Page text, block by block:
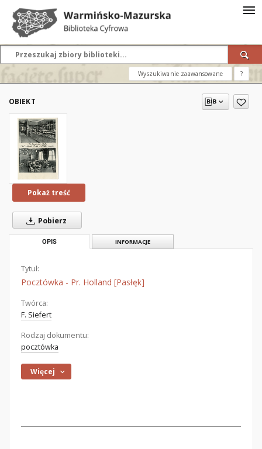
Wyszukiwanie zaawansowane ?
OBIEKT
Pokaż treść
Pobierz
OPIS INFORMACJE
Tytuł:
Pocztówka - Pr. Holland [Pasłęk]
Twórca:
F. Siefert
Rodzaj dokumentu:
pocztówka
Więcej